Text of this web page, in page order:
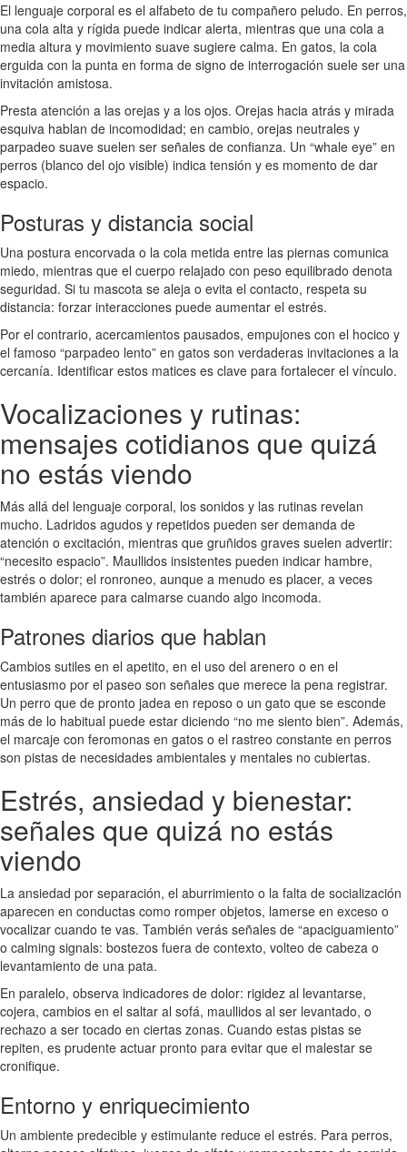
El lenguaje corporal es el alfabeto de tu compañero peludo. En perros,
una cola alta y rígida puede indicar alerta, mientras que una cola a
media altura y movimiento suave sugiere calma. En gatos, la cola
erguida con la punta en forma de signo de interrogación suele ser una
invitación amistosa.
Presta atención a las orejas y a los ojos. Orejas hacia atrás y mirada
esquiva hablan de incomodidad; en cambio, orejas neutrales y
parpadeo suave suelen ser señales de confianza. Un “whale eye” en
perros (blanco del ojo visible) indica tensión y es momento de dar
espacio.
Posturas y distancia social
Una postura encorvada o la cola metida entre las piernas comunica
miedo, mientras que el cuerpo relajado con peso equilibrado denota
seguridad. Si tu mascota se aleja o evita el contacto, respeta su
distancia: forzar interacciones puede aumentar el estrés.
Por el contrario, acercamientos pausados, empujones con el hocico y
el famoso “parpadeo lento” en gatos son verdaderas invitaciones a la
cercanía. Identificar estos matices es clave para fortalecer el vínculo.
Vocalizaciones y rutinas:
mensajes cotidianos que quizá
no estás viendo
Más allá del lenguaje corporal, los sonidos y las rutinas revelan
mucho. Ladridos agudos y repetidos pueden ser demanda de
atención o excitación, mientras que gruñidos graves suelen advertir:
“necesito espacio”. Maullidos insistentes pueden indicar hambre,
estrés o dolor; el ronroneo, aunque a menudo es placer, a veces
también aparece para calmarse cuando algo incomoda.
Patrones diarios que hablan
Cambios sutiles en el apetito, en el uso del arenero o en el
entusiasmo por el paseo son señales que merece la pena registrar.
Un perro que de pronto jadea en reposo o un gato que se esconde
más de lo habitual puede estar diciendo “no me siento bien”. Además,
el marcaje con feromonas en gatos o el rastreo constante en perros
son pistas de necesidades ambientales y mentales no cubiertas.
Estrés, ansiedad y bienestar:
señales que quizá no estás
viendo
La ansiedad por separación, el aburrimiento o la falta de socialización
aparecen en conductas como romper objetos, lamerse en exceso o
vocalizar cuando te vas. También verás señales de “apaciguamiento”
o calming signals: bostezos fuera de contexto, volteo de cabeza o
levantamiento de una pata.
En paralelo, observa indicadores de dolor: rigidez al levantarse,
cojera, cambios en el saltar al sofá, maullidos al ser levantado, o
rechazo a ser tocado en ciertas zonas. Cuando estas pistas se
repiten, es prudente actuar pronto para evitar que el malestar se
cronifique.
Entorno y enriquecimiento
Un ambiente predecible y estimulante reduce el estrés. Para perros,